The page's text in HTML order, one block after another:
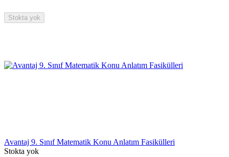
Stokta yok
Avantaj 9. Sınıf Matematik Konu Anlatım Fasikülleri
Stokta yok